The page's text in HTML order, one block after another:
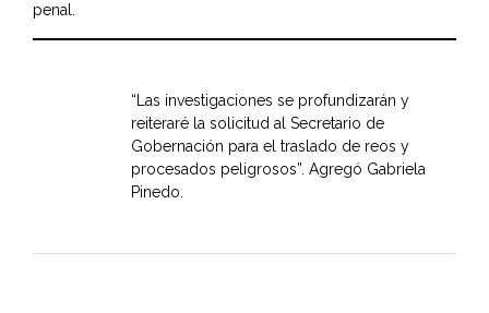
penal.
“Las investigaciones se profundizarán y
reiteraré la solicitud al Secretario de
Gobernación para el traslado de reos y
procesados peligrosos”. Agregó Gabriela
Pinedo.